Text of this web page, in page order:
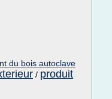
du bois autoclave
/ produit